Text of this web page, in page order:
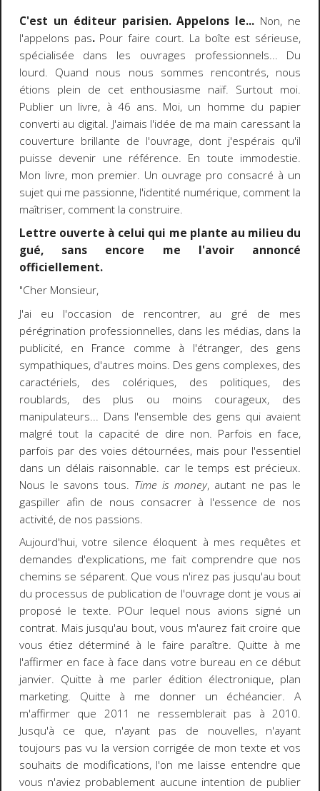
C'est un éditeur parisien. Appelons le... Non, ne
l'appelons pas. Pour faire court. La boîte est sérieuse,
spécialisée dans les ouvrages professionnels... Du
lourd. Quand nous nous sommes rencontrés, nous
étions plein de cet enthousiasme naïf. Surtout moi.
Publier un livre, à 46 ans. Moi, un homme du papier
converti au digital. J'aimais l'idée de ma main caressant la
couverture brillante de l'ouvrage, dont j'espérais qu'il
puisse devenir une référence. En toute immodestie.
Mon livre, mon premier. Un ouvrage pro consacré à un
sujet qui me passionne, l'identité numérique, comment la
maîtriser, comment la construire.
Lettre ouverte à celui qui me plante au milieu du
gué, sans encore me l'avoir annoncé
officiellement.
"Cher Monsieur,
J'ai eu l'occasion de rencontrer, au gré de mes
pérégrination professionnelles, dans les médias, dans la
publicité, en France comme à l'étranger, des gens
sympathiques, d'autres moins. Des gens complexes, des
caractériels, des colériques, des politiques, des
roublards, des plus ou moins courageux, des
manipulateurs... Dans l'ensemble des gens qui avaient
malgré tout la capacité de dire non. Parfois en face,
parfois par des voies détournées, mais pour l'essentiel
dans un délais raisonnable. car le temps est précieux.
Nous le savons tous. Time is money, autant ne pas le
gaspiller afin de nous consacrer à l'essence de nos
activité, de nos passions.
Aujourd'hui, votre silence éloquent à mes requêtes et
demandes d'explications, me fait comprendre que nos
chemins se séparent. Que vous n'irez pas jusqu'au bout
du processus de publication de l'ouvrage dont je vous ai
proposé le texte. POur lequel nous avions signé un
contrat. Mais jusqu'au bout, vous m'aurez fait croire que
vous étiez déterminé à le faire paraître. Quitte à me
l'affirmer en face à face dans votre bureau en ce début
janvier. Quitte à me parler édition électronique, plan
marketing. Quitte à me donner un échéancier. A
m'affirmer que 2011 ne ressemblerait pas à 2010.
Jusqu'à ce que, n'ayant pas de nouvelles, n'ayant
toujours pas vu la version corrigée de mon texte et vos
souhaits de modifications, l'on me laisse entendre que
vous n'aviez probablement aucune intention de publier